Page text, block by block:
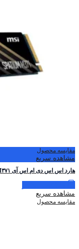
مقایسه محصول
مشاهده سریع
هارد اس اس دی ام اس آی SPATIUM M۳۷۱ ظرفیت ۵۱۲GB
مشاهده سریع
مقایسه محصول